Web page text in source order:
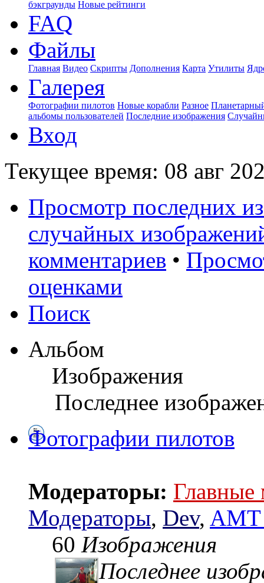
бэкграунды Новые рейтинги
FAQ
Файлы
Главная Видео Скрипты Дополнения Карта Утилиты
Галерея
Фотографии пилотов Новые корабли Разное
альбомы пользователей Последние изображения
Вход
Текущее время: 08 авг
Просмотр последних
случайных
комментариев •
оценками
Поиск
Альбом
Изображения
Последнее
Фотографии пилотов
Модераторы: Главные
Модераторы, Dev, AMT
60 Изображения
Последнее